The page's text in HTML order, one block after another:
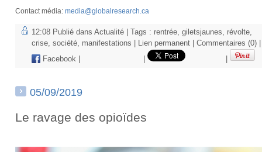
Contact média: media@globalresearch.ca
12:08 Publié dans Actualité | Tags : rentrée, giletsjaunes, révolte,
crise, société, manifestations Lien permanent Commentaires (0)
Facebook
05/09/2019
Le ravage des opioïdes